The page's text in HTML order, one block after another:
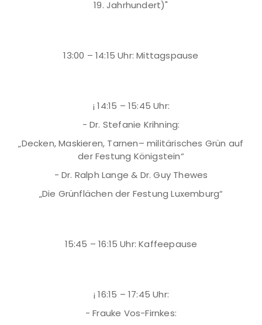
19. Jahrhundert)"
13:00 – 14:15 Uhr: Mittagspause
¡ 14:15 – 15:45 Uhr:
- Dr. Stefanie Krihning:
„Decken, Maskieren, Tarnen– militärisches Grün auf
der Festung Königstein“
- Dr. Ralph Lange & Dr. Guy Thewes
„Die Grünflächen der Festung Luxemburg“
15:45 – 16:15 Uhr: Kaffeepause
¡ 16:15 – 17:45 Uhr:
- Frauke Vos-Firnkes: